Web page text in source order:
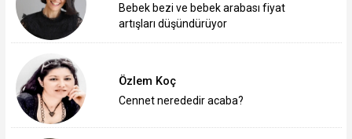
Bebek bezi ve bebek arabası fiyat
artışları düşündürüyor
Özlem Koç
Cennet nerededir acaba?